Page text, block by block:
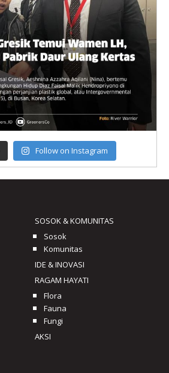
Follow on Instagram
SOSOK & KOMUNITAS
Sosok
Komunitas
IDE & INOVASI
RAGAM HAYATI
Flora
Fauna
Fungi
AKSI